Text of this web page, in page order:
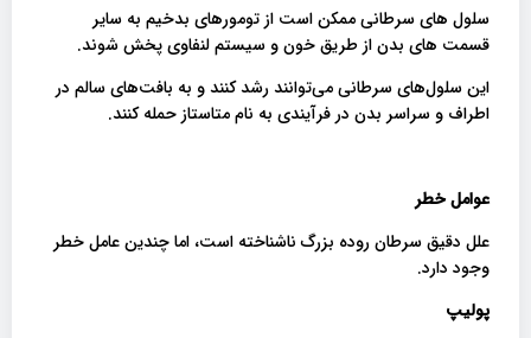
سلول های سرطانی ممکن است از تومورهای بدخیم به سایر
قسمت های بدن از طریق خون و سیستم لنفاوی پخش شوند.
این سلول‌های سرطانی می‌توانند رشد کنند و به بافت‌های سالم در
اطراف و سراسر بدن در فرآیندی به نام متاستاز حمله کنند.
عوامل خطر
علل دقیق سرطان روده بزرگ ناشناخته است، اما چندین عامل خطر
وجود دارد.
پولیپ